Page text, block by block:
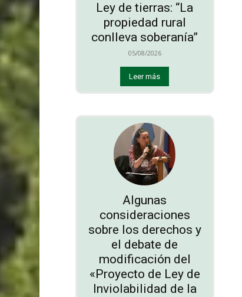
Ley de tierras: “La
propiedad rural
conlleva soberanía”
05/08/2026
Leer más
Algunas
consideraciones
sobre los derechos y
el debate de
modificación del
«Proyecto de Ley de
Inviolabilidad de la